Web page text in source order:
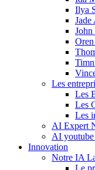
Ilya
Jade
Les
Les
Les
Les
AI Expert
AI
Innovation
Notre IA
Le